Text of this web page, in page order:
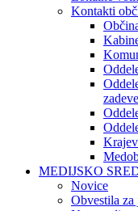
Kontakti
zadeve
MEDIJSKO
Novice
Obvestila za